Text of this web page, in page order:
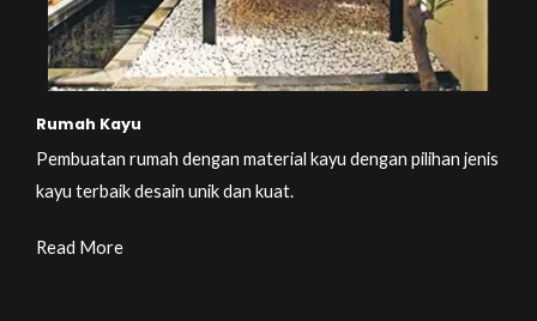
Rumah Kayu
Pembuatan rumah dengan material kayu dengan pilihan jenis
kayu terbaik desain unik dan kuat.
Read More